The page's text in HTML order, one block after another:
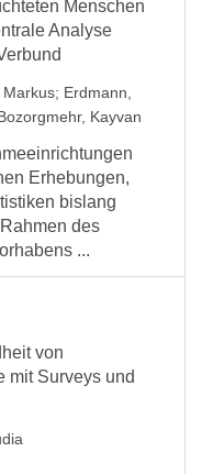
Menschen
Analyse
; Erdmann,
Kayvan
Erhebungen,
bislang
des
...
von
mit Surveys und